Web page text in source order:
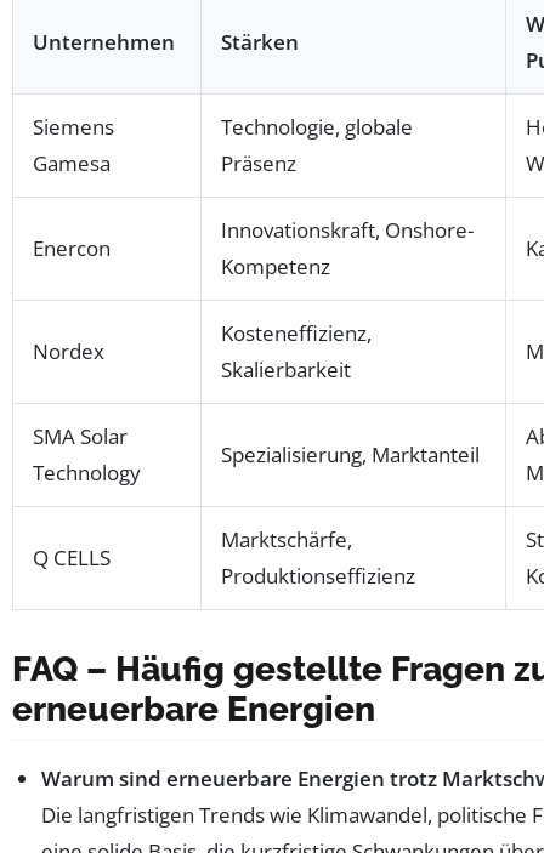
Unternehmen Stärken
Siemens
Gamesa
Technologie, globale
Präsenz
Enercon
Innovationskraft, Onshore-
Kompetenz
Nordex
Kosteneffizienz,
Skalierbarkeit
SMA Solar
Technology
Spezialisierung, Marktanteil
Q CELLS
Marktschärfe,
Produktionseffizienz
FAQ – Häufig gestellte Fragen
erneuerbare Energien
Warum sind erneuerbare Energien trotz
Die langfristigen Trends wie Klimawandel,